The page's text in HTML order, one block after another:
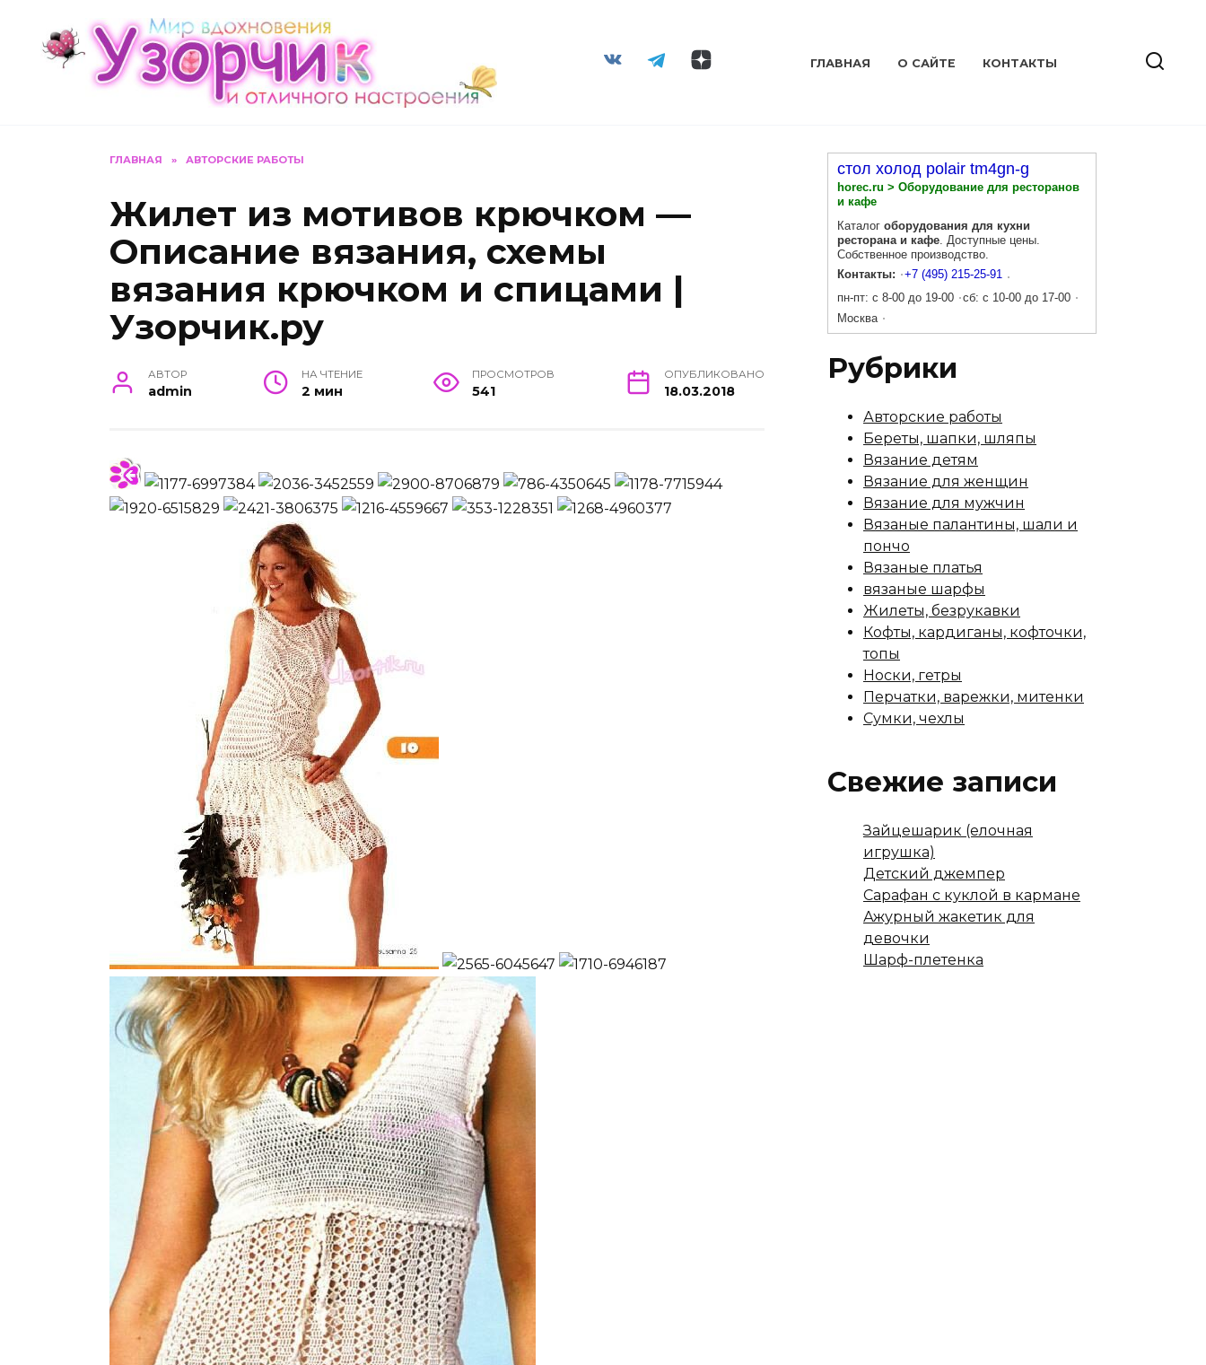
содержанию
ГЛАВНАЯ О САЙТЕ КОНТАКТЫ
ГЛАВНАЯ » АВТОРСКИЕ РАБОТЫ
Жилет из мотивов крючком —
Описание вязания, схемы
вязания крючком и спицами |
Узорчик.ру
АВТОР
admin
НА ЧТЕНИЕ
2 мин
ПРОСМОТРОВ
541
ОПУБЛИКОВАНО
18.03.2018
стол холод polair tm4gn-g
horec.ru > Оборудование для ресторанов
и кафе
Каталог оборудования для кухни
ресторана и кафе. Доступные цены.
Собственное производство.
Контакты:
+7 (495) 215-25-91
пн-пт: с 8-00 до 19-00
сб: с 10-00 до 17-00
Москва
Рубрики
Авторские работы
Береты, шапки, шляпы
Вязание детям
Вязание для женщин
Вязание для мужчин
Вязаные палантины, шали и
пончо
Вязаные платья
вязаные шарфы
Жилеты, безрукавки
Кофты, кардиганы, кофточки,
топы
Носки, гетры
Перчатки, варежки, митенки
Сумки, чехлы
Свежие записи
Зайцешарик (елочная
игрушка)
Детский джемпер
Сарафан с куклой в кармане
Ажурный жакетик для
девочки
Шарф-плетенка